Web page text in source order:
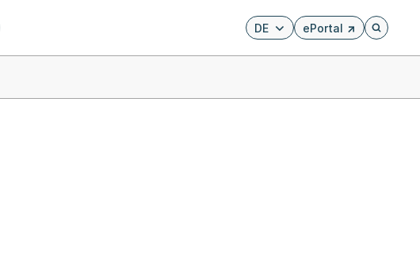
DE ePortal
Externer Link, wird in
Öffnet